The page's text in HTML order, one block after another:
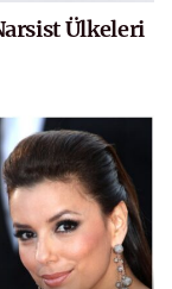
Ülkeleri